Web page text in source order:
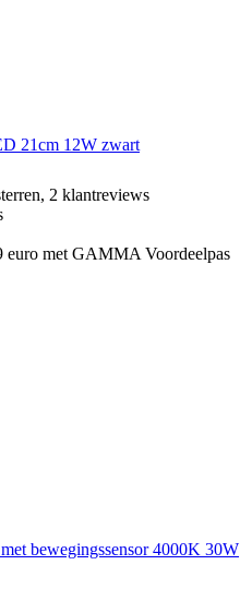
21cm 12W zwart
2 klantreviews
euro met GAMMA Voordeelpas
bewegingssensor 4000K 30W